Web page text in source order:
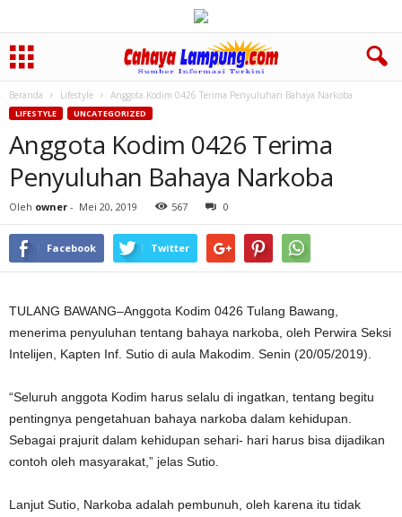
Beranda Lifestyle Anggota Kodim 0426 Terima Penyuluhan Bahaya Narkoba
LIFESTYLE UNCATEGORIZED
Anggota Kodim 0426 Terima
Penyuluhan Bahaya Narkoba
Oleh owner - Mei 20, 2019 567 0
Facebook Twitter
TULANG BAWANG–Anggota Kodim 0426 Tulang Bawang,
menerima penyuluhan tentang bahaya narkoba, oleh Perwira Seksi
Intelijen, Kapten Inf. Sutio di aula Makodim. Senin (20/05/2019).
“Seluruh anggota Kodim harus selalu di ingatkan, tentang begitu
pentingnya pengetahuan bahaya narkoba dalam kehidupan.
Sebagai prajurit dalam kehidupan sehari- hari harus bisa dijadikan
contoh oleh masyarakat,” jelas Sutio.
Lanjut Sutio, Narkoba adalah pembunuh, oleh karena itu tidak